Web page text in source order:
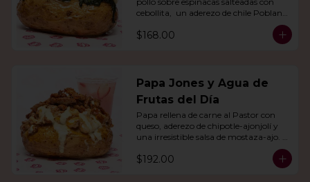
cebollita,  un aderezo de chile Poblano.
$168.00
Papa Jones y Agua de
Frutas del Día
Papa rellena de carne al Pastor con
queso, aderezo de chipotle-ajonjolí y
una irresistible salsa de mostaza-ajo.
$192.00